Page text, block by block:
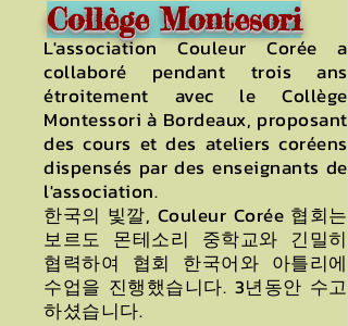
Collège Montesori
L'association Couleur Corée a
collaboré pendant trois ans
étroitement avec le Collège
Montessori à Bordeaux, proposant
des cours et des ateliers coréens
dispensés par des enseignants de
l'association.
한국의 빛깔, Couleur Corée 협회는
보르도 몬테소리 중학교와 긴밀히
협력하여 협회 한국어와 아틀리에
수업을 진행했습니다. 3년동안 수고
하셨습니다.